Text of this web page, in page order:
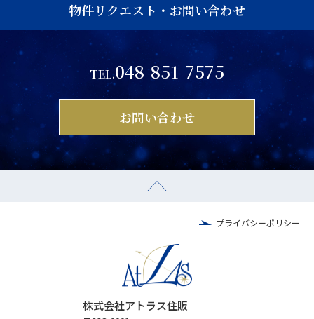
物件リクエスト・お問い合わせ
TEL.048-851-7575
お問い合わせ
プライバシーポリシー
株式会社アトラス住販